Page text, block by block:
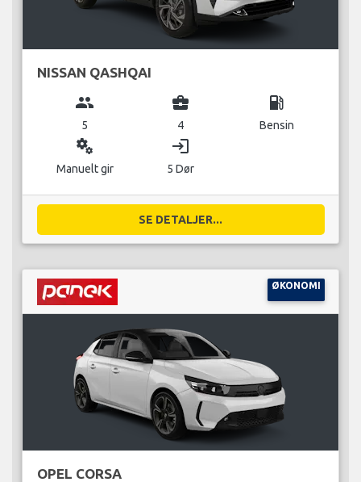
NISSAN QASHQAI
group
5
business_center
4
local_gas_station
Bensin
miscellaneous_services
Manuelt gir
login
5 Dør
SE DETALJER...
ØKONOMI
OPEL CORSA